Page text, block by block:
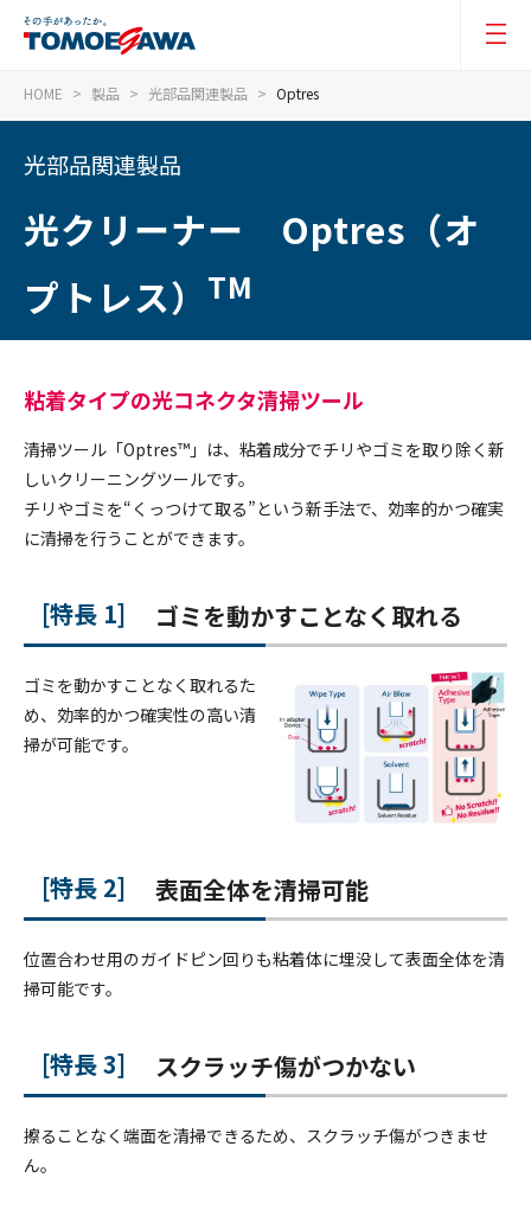
HOME 製品 光部品関連製品 Optres
光部品関連製品
光クリーナー Optres（オ
プトレス）
TM
粘着タイプの光コネクタ清掃ツール
清掃ツール「Optres™」は、粘着成分でチリやゴミを取り除く新
しいクリーニングツールです。
チリやゴミを“くっつけて取る”という新手法で、効率的かつ確実
に清掃を行うことができます。
特長 1 ゴミを動かすことなく取れる
ゴミを動かすことなく取れるた
め、効率的かつ確実性の高い清
掃が可能です。
特長 2 表面全体を清掃可能
位置合わせ用のガイドピン回りも粘着体に埋没して表面全体を清
掃可能です。
特長 3 スクラッチ傷がつかない
擦ることなく端面を清掃できるため、スクラッチ傷がつきませ
ん。